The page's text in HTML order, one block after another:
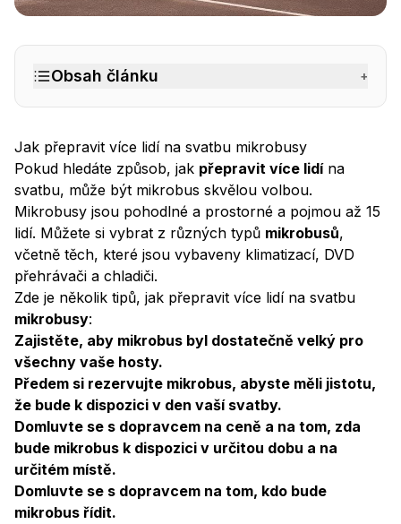
Obsah článku +
Jak přepravit více lidí na svatbu mikrobusy
Pokud hledáte způsob, jak přepravit více lidína
svatbu, může být mikrobus skvělou volbou.
Mikrobusy jsou pohodlné a prostorné a pojmou až 15
lidí. Můžete si vybrat z různých typů mikrobusů,
včetně těch, které jsou vybaveny klimatizací, DVD
přehrávači a chladiči.
Zde je několik tipů, jak přepravit více lidí na svatbu
mikrobusy:
Zajistěte, aby mikrobus byl dostatečně velký pro
všechny vaše hosty.
Předem si rezervujte mikrobus, abyste měli jistotu,
že bude k dispozici v den vaší svatby.
Domluvte se s dopravcem na ceně a na tom, zda
bude mikrobus k dispozici v určitou dobu a na
určitém místě.
Domluvte se s dopravcem na tom, kdo bude
mikrobus řídit.